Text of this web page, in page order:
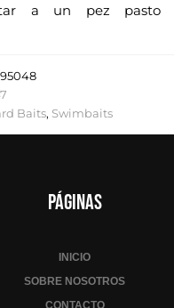
a un pez pasto
Baits, Swimbaits
Páginas
INICIO
SOBRE NOSOTROS
CONTACTO